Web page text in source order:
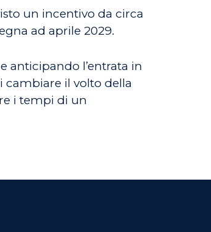
un incentivo da circa
ad aprile 2029.
anticipando l’entrata in
cambiare il volto della
i tempi di un